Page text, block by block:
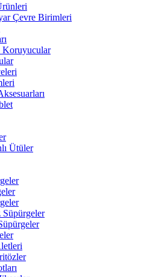
Çevre Birimleri
Koruyucular
Ütüler
Süpürgeler